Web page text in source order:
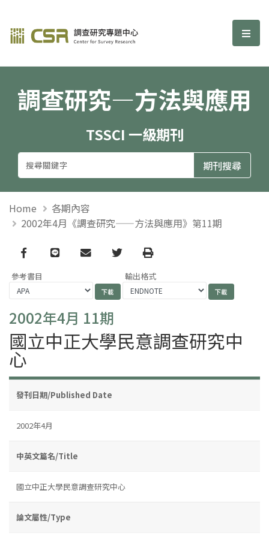
調查研究—方法與應用期刊 選
調查研究—方法與應用
TSSCI 一級期刊
Home
各期內容
2002年4月《調查研究——方法與應用》第11期
Facebook
line email TwitterPrint
參考書目 輸出格式
2002年4月 11期
國立中正大學民意調查研究中
心
發刊日期/Published Date
2002年4月
中英文篇名/Title
國立中正大學民意調查研究中心
論文屬性/Type